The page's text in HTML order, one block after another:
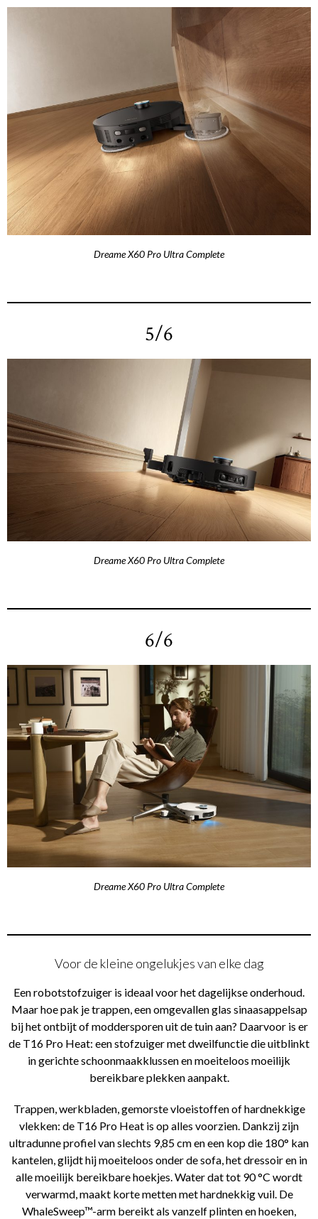
Dreame X60 Pro Ultra Complete
5/6
Dreame X60 Pro Ultra Complete
6/6
Dreame X60 Pro Ultra Complete
Voor de kleine ongelukjes van elke dag
Een robotstofzuiger is ideaal voor het dagelijkse onderhoud.
Maar hoe pak je trappen, een omgevallen glas sinaasappelsap
bij het ontbijt of moddersporen uit de tuin aan? Daarvoor is er
de T16 Pro Heat: een stofzuiger met dweilfunctie die uitblinkt
in gerichte schoonmaakklussen en moeiteloos moeilijk
bereikbare plekken aanpakt.
Trappen, werkbladen, gemorste vloeistoffen of hardnekkige
vlekken: de T16 Pro Heat is op alles voorzien. Dankzij zijn
ultradunne profiel van slechts 9,85 cm en een kop die 180° kan
kantelen, glijdt hij moeiteloos onder de sofa, het dressoir en in
alle moeilijk bereikbare hoekjes. Water dat tot 90 °C wordt
verwarmd, maakt korte metten met hardnekkig vuil. De
WhaleSweep™-arm bereikt als vanzelf plinten en hoeken,